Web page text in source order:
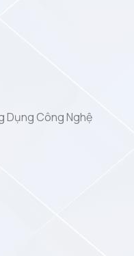
Dụng Công Nghệ